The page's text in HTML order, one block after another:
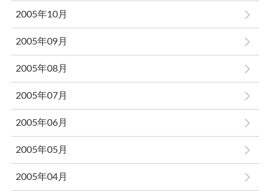
2005年10月
2005年09月
2005年08月
2005年07月
2005年06月
2005年05月
2005年04月